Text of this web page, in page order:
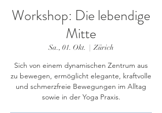
Workshop: Die lebendige
Mitte
Sa., 01. Okt.
  |
Zürich
Sich von einem dynamischen Zentrum aus
zu bewegen, ermöglicht elegante, kraftvolle
und schmerzfreie Bewegungen im Alltag
sowie in der Yoga Praxis.